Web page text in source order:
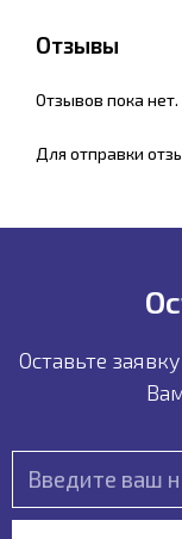
Отзывы
Отзывов пока нет.
Для отправки
Оставьте